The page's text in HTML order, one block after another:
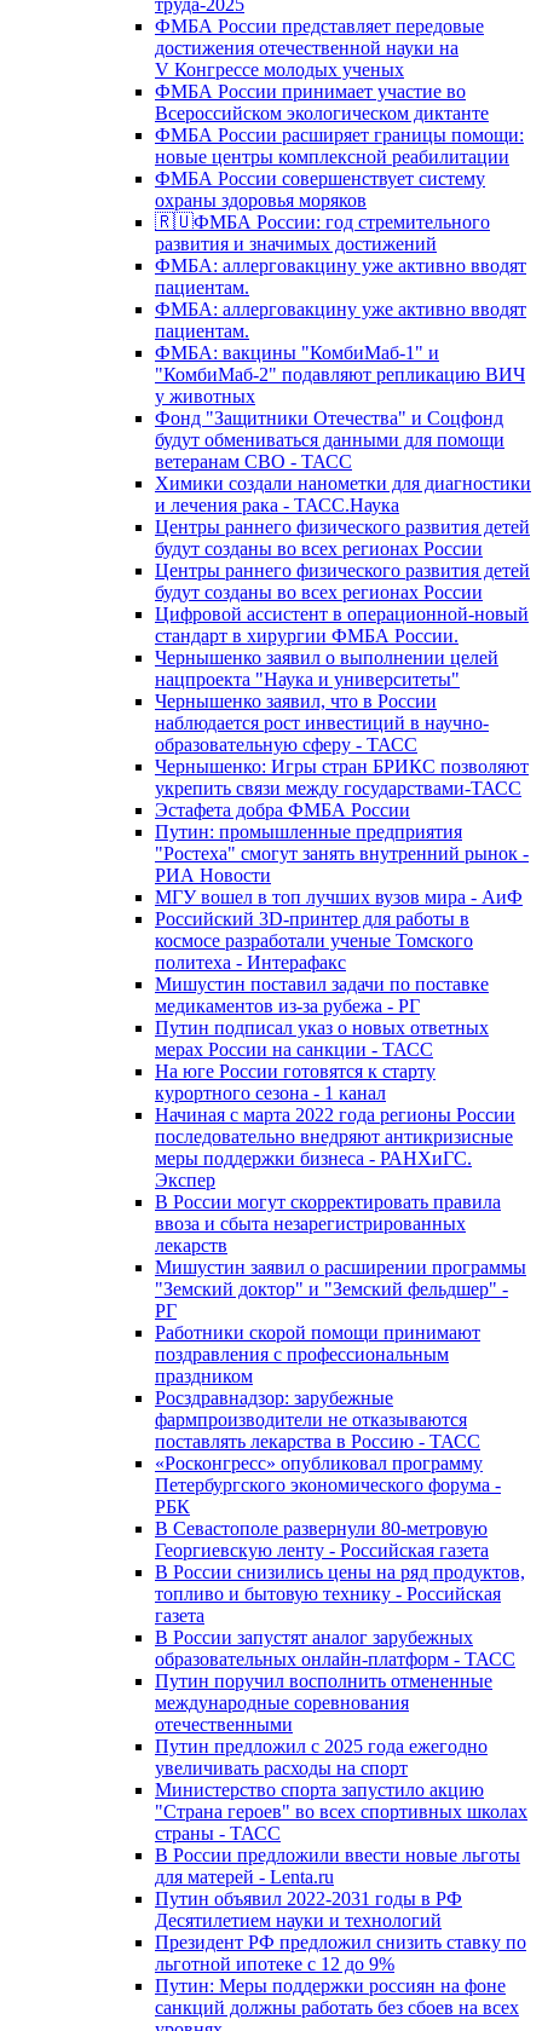
труда-2025
ФМБА России представляет передовые
достижения отечественной науки на
V Конгрессе молодых ученых
ФМБА России принимает участие во
Всероссийском экологическом диктанте
ФМБА России расширяет границы помощи:
новые центры комплексной реабилитации
ФМБА России совершенствует систему
охраны здоровья моряков
🇷🇺ФМБА России: год стремительного
развития и значимых достижений
ФМБА: аллерговакцину уже активно вводят
пациентам.
ФМБА: аллерговакцину уже активно вводят
пациентам.
ФМБА: вакцины "КомбиМаб-1" и
"КомбиМаб-2" подавляют репликацию ВИЧ
у животных
Фонд "Защитники Отечества" и Соцфонд
будут обмениваться данными для помощи
ветеранам СВО - ТАСС
Химики создали нанометки для диагностики
и лечения рака - ТАСС.Наука
Центры раннего физического развития детей
будут созданы во всех регионах России
Центры раннего физического развития детей
будут созданы во всех регионах России
Цифровой ассистент в операционной-новый
стандарт в хирургии ФМБА России.
Чернышенко заявил о выполнении целей
нацпроекта "Наука и университеты"
Чернышенко заявил, что в России
наблюдается рост инвестиций в научно-
образовательную сферу - ТАСС
Чернышенко: Игры стран БРИКС позволяют
укрепить связи между государствами-ТАСС
Эстафета добра ФМБА России
Путин: промышленные предприятия
"Ростеха" смогут занять внутренний рынок -
РИА Новости
МГУ вошел в топ лучших вузов мира - АиФ
Российский 3D-принтер для работы в
космосе разработали ученые Томского
политеха - Интерафакс
Мишустин поставил задачи по поставке
медикаментов из-за рубежа - РГ
Путин подписал указ о новых ответных
мерах России на санкции - ТАСС
На юге России готовятся к старту
курортного сезона - 1 канал
Начиная с марта 2022 года регионы России
последовательно внедряют антикризисные
меры поддержки бизнеса - РАНХиГС.
Экспер
В России могут скорректировать правила
ввоза и сбыта незарегистрированных
лекарств
Мишустин заявил о расширении программы
"Земский доктор" и "Земский фельдшер" -
РГ
Работники скорой помощи принимают
поздравления с профессиональным
праздником
Росздравнадзор: зарубежные
фармпроизводители не отказываются
поставлять лекарства в Россию - ТАСС
«Росконгресс» опубликовал программу
Петербургского экономического форума -
РБК
В Севастополе развернули 80-метровую
Георгиевскую ленту - Российская газета
В России снизились цены на ряд продуктов,
топливо и бытовую технику - Российская
газета
В России запустят аналог зарубежных
образовательных онлайн-платформ - ТАСС
Путин поручил восполнить отмененные
международные соревнования
отечественными
Путин предложил с 2025 года ежегодно
увеличивать расходы на спорт
Министерство спорта запустило акцию
"Страна героев" во всех спортивных школах
страны - ТАСС
В России предложили ввести новые льготы
для матерей - Lenta.ru
Путин объявил 2022-2031 годы в РФ
Десятилетием науки и технологий
Президент РФ предложил снизить ставку по
льготной ипотеке с 12 до 9%
Путин: Меры поддержки россиян на фоне
санкций должны работать без сбоев на всех